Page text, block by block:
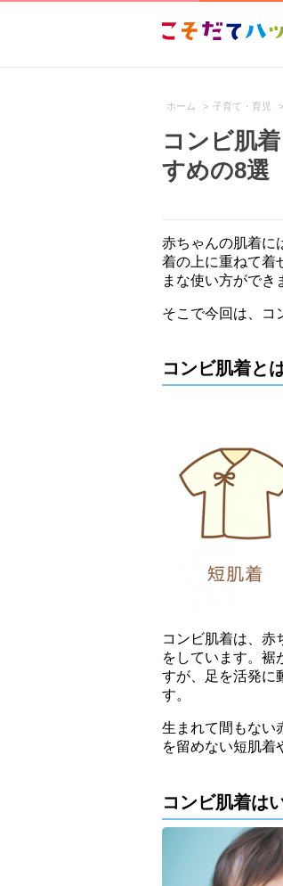
ホーム > 子育て・育児 >
コンビ肌
すめの8選
赤ちゃんの肌着に
着の上に重ねて着
まな使い方ができ
そこで今回は、コ
コンビ肌着と
コンビ肌着は、赤
をしています。裾
すが、足を活発に
す。
生まれて間もない
を留めない短肌着
コンビ肌着は